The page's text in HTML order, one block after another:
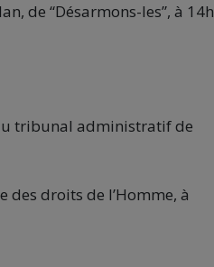
de “Désarmons-les”, à 14h
tribunal administratif de
des droits de l’Homme, à